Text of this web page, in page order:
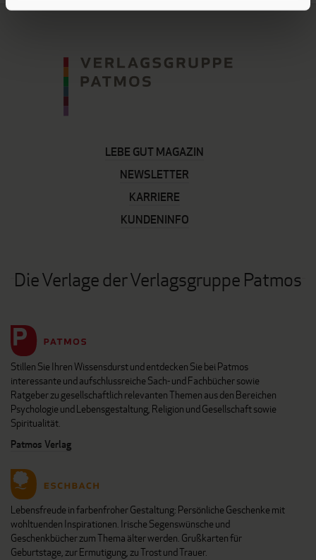
LEBE GUT MAGAZIN
NEWSLETTER
KARRIERE
KUNDENINFO
Die Verlage der Verlagsgruppe Patmos
Stillen Sie Ihren Wissensdurst und entdecken Sie bei Patmos
interessante und aufschlussreiche Sach- und Fachbücher sowie
Ratgeber zu gesellschaftlich relevanten Themen aus den Bereichen
Psychologie und Lebensgestaltung, Religion und Gesellschaft sowie
Spiritualität.
Patmos Verlag
Lebensfreude in farbenfroher Gestaltung: Persönliche Geschenke mit
wohltuenden Inspirationen. Irische Segenswünsche und
Geschenkbücher zum Thema älter werden. Grußkarten für
Geburtstage, zur Ermutigung, zu Trost und Trauer.